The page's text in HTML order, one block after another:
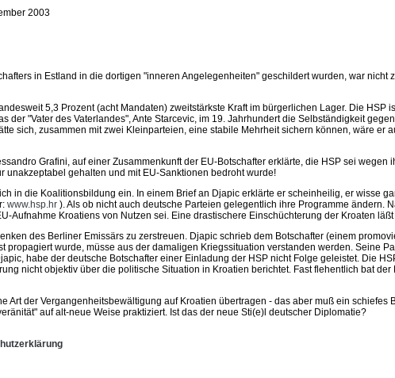
2003
in Estland in die dortigen "inneren Angelegenheiten" geschildert wurden, war
5,3 Prozent (acht Mandaten) zweitstärkste Kraft im bürgerlichen Lager. Die HSP
der "Vater des Vaterlandes", Ante Starcevic, im 19. Jahrhundert die Selbständigkeit
sich, zusammen mit zwei Kleinparteien, eine stabile Mehrheit sichern können, wäre er
Grafini, auf einer Zusammenkunft der EU-Botschafter erklärte, die HSP sei
unakzeptabel gehalten und mit EU-Sanktionen bedroht wurde!
in die Koalitionsbildung ein. In einem Brief an Djapic erklärte er scheinheilig, er wisse
www.hsp.hr ). Als ob nicht auch deutsche Parteien gelegentlich ihre Programme ändern.
Aufnahme Kroatiens von Nutzen sei. Eine drastischere Einschüchterung der Kroaten
des Berliner Emissärs zu zerstreuen. Djapic schrieb dem Botschafter (einem
wurde, müsse aus der damaligen Kriegssituation verstanden werden. Seine
habe der deutsche Botschafter einer Einladung der HSP nicht Folge geleistet. Die
nicht objektiv über die politische Situation in Kroatien berichtet. Fast flehentlich bat
Art der Vergangenheitsbewältigung auf Kroatien übertragen - das aber muß ein
auf alt-neue Weise praktiziert. Ist das der neue Sti(e)l deutscher Diplomatie?